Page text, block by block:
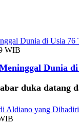
WIB
Dunia di
duka datang